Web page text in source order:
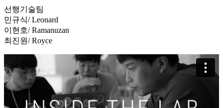
선행기술팀
민규식/ Leonard
이현호/ Ramanuzan
최진원/ Royce